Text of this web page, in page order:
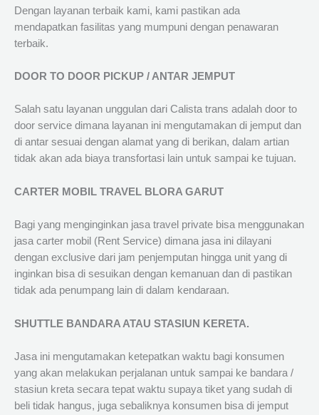
Dengan layanan terbaik kami, kami pastikan ada
mendapatkan fasilitas yang mumpuni dengan penawaran
terbaik.
DOOR TO DOOR PICKUP / ANTAR JEMPUT
Salah satu layanan unggulan dari Calista trans adalah door to
door service dimana layanan ini mengutamakan di jemput dan
di antar sesuai dengan alamat yang di berikan, dalam artian
tidak akan ada biaya transfortasi lain untuk sampai ke tujuan.
CARTER MOBIL TRAVEL BLORA GARUT
Bagi yang menginginkan jasa travel private bisa menggunakan
jasa carter mobil (Rent Service) dimana jasa ini dilayani
dengan exclusive dari jam penjemputan hingga unit yang di
inginkan bisa di sesuikan dengan kemanuan dan di pastikan
tidak ada penumpang lain di dalam kendaraan.
SHUTTLE BANDARA ATAU STASIUN KERETA.
Jasa ini mengutamakan ketepatkan waktu bagi konsumen
yang akan melakukan perjalanan untuk sampai ke bandara /
stasiun kreta secara tepat waktu supaya tiket yang sudah di
beli tidak hangus, juga sebaliknya konsumen bisa di jemput